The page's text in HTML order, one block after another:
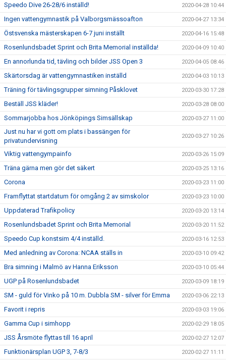
Speedo Dive 26-28/6 inställd! 2020-04-28 10:44
Ingen vattengymnastik på Valborgsmässoafton 2020-04-27 13:34
Östsvenska mästerskapen 6-7 juni inställt 2020-04-16 15:48
Rosenlundsbadet Sprint och Brita Memorial inställda! 2020-04-09 10:40
En annorlunda tid, tävling och bilder JSS Open 3 2020-04-05 08:46
Skärtorsdag är vattengymnastiken inställd 2020-04-03 10:13
Träning för tävlingsgrupper simning Påsklovet 2020-03-30 17:28
Beställ JSS kläder! 2020-03-28 08:00
Sommarjobba hos Jönköpings Simsällskap 2020-03-27 11:00
Just nu har vi gott om plats i bassängen för
privatundervisning
2020-03-27 10:26
Viktig vattengympainfo 2020-03-26 15:09
Träna gärna men gör det säkert 2020-03-25 13:16
Corona 2020-03-23 11:00
Framflyttat startdatum för omgång 2 av simskolor 2020-03-23 10:00
Uppdaterad Trafikpolicy 2020-03-20 13:14
Rosenlundsbadet Sprint och Brita Memorial 2020-03-20 11:52
Speedo Cup konstsim 4/4 inställd. 2020-03-16 12:53
Med anledning av Corona: NCAA ställs in 2020-03-10 09:42
Bra simning i Malmö av Hanna Eriksson 2020-03-10 05:44
UGP på Rosenlundsbadet 2020-03-09 18:19
SM - guld för Vinko på 10 m. Dubbla SM - silver för Emma 2020-03-06 22:13
Favorit i repris 2020-03-03 19:06
Gamma Cup i simhopp 2020-02-29 18:05
JSS Årsmöte flyttas till 16 april 2020-02-27 12:07
Funktionärsplan UGP 3, 7-8/3 2020-02-27 11:11